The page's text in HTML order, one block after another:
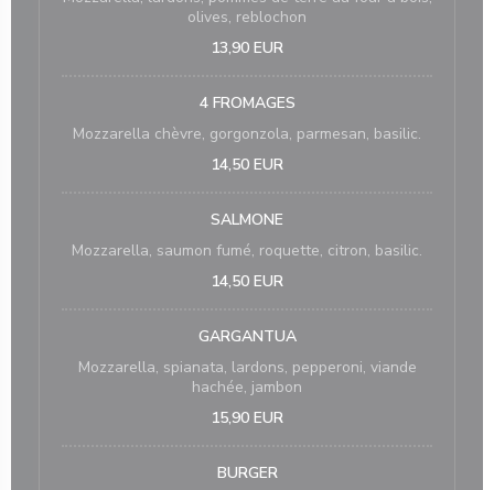
olives, reblochon
13,90 EUR
4 FROMAGES
Mozzarella chèvre, gorgonzola, parmesan, basilic.
14,50 EUR
SALMONE
Mozzarella, saumon fumé, roquette, citron, basilic.
14,50 EUR
GARGANTUA
Mozzarella, spianata, lardons, pepperoni, viande
hachée, jambon
15,90 EUR
BURGER